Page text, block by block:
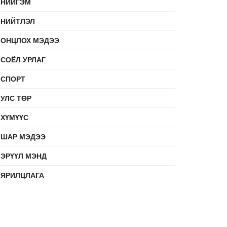
НИЙТЛЭЛ
ОНЦЛОХ МЭДЭЭ
СОЁЛ УРЛАГ
СПОРТ
УЛС ТӨР
ХҮМҮҮС
ШАР МЭДЭЭ
ЭРҮҮЛ МЭНД
ЯРИЛЦЛАГА